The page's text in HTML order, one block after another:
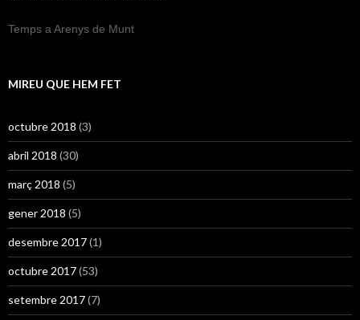
Temps a Arenys de Munt
MIREU QUE HEM FET
octubre 2018 (3)
abril 2018 (30)
març 2018 (5)
gener 2018 (5)
desembre 2017(1)
octubre 2017(53)
setembre 2017(7)